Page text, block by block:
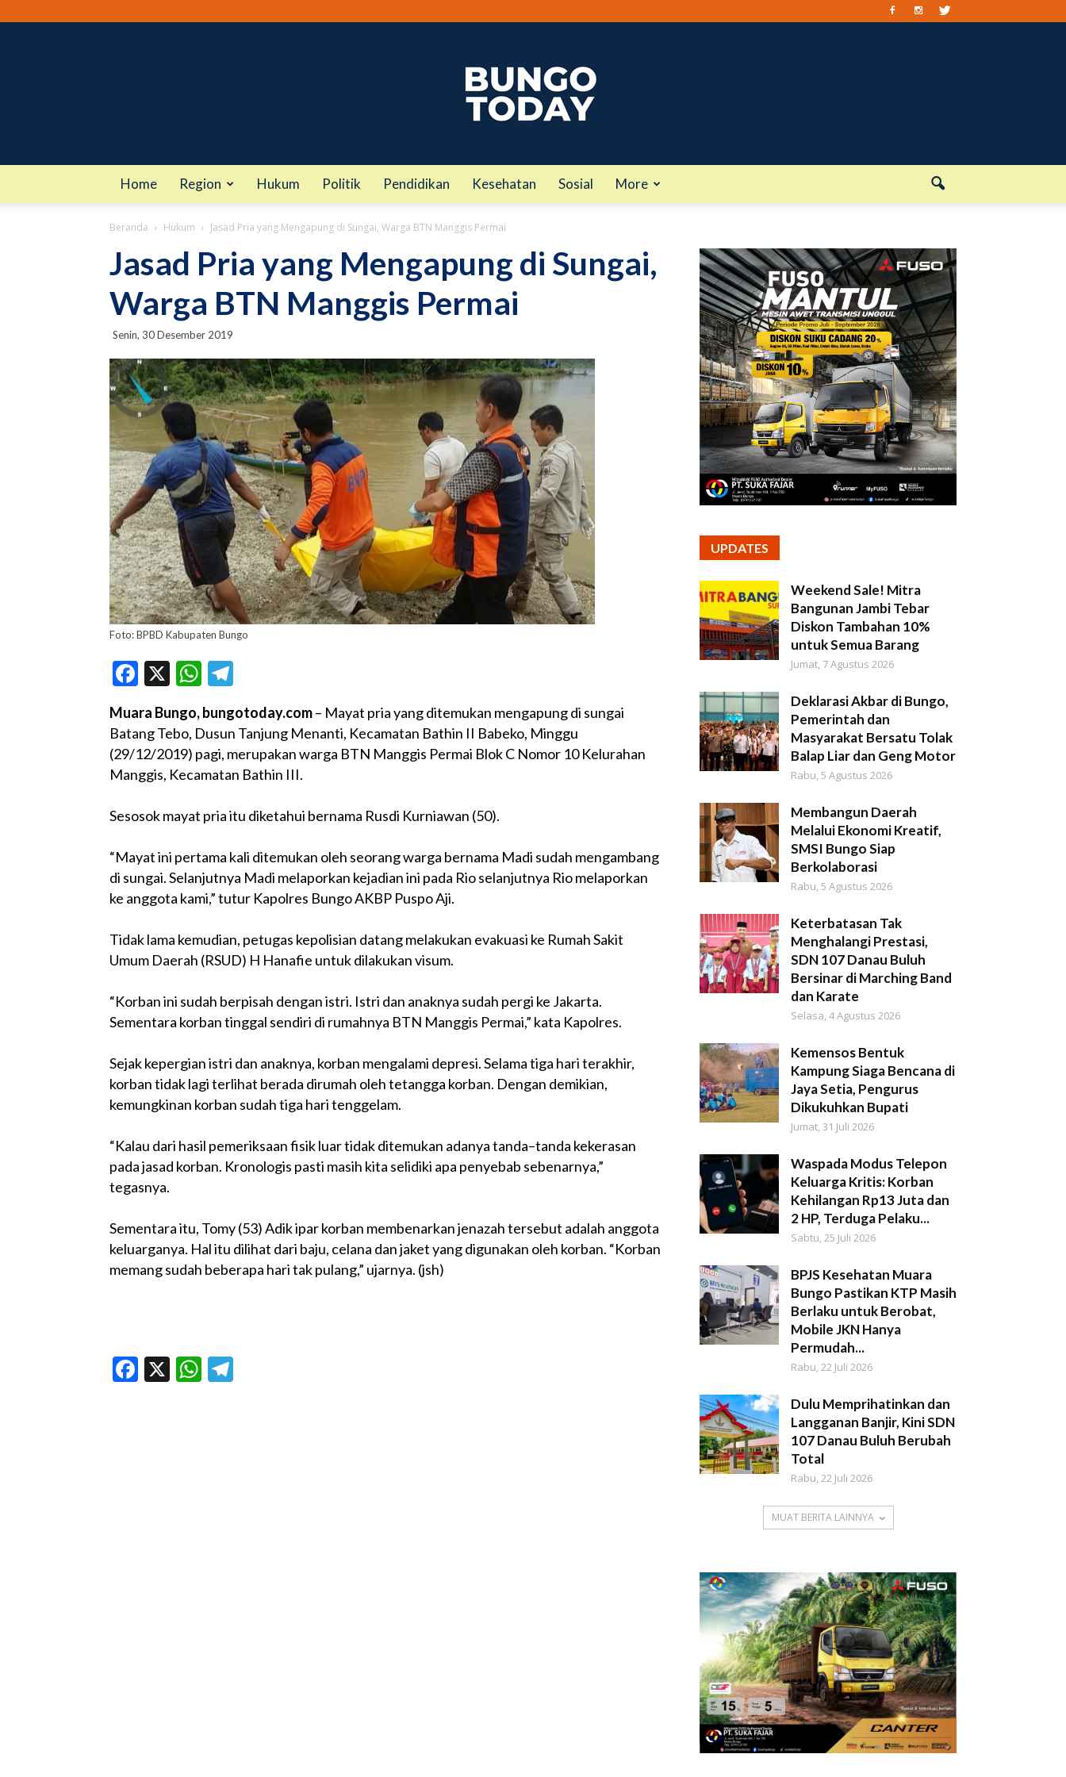
Home Region Hukum Politik Pendidikan Kesehatan Sosial More
Beranda Hukum Jasad Pria yang Mengapung di Sungai, Warga BTN Manggis Permai
Jasad Pria yang Mengapung di Sungai,
Warga BTN Manggis Permai
Senin, 30 Desember 2019
Foto: BPBD Kabupaten Bungo
Facebook
X WhatsApp
Muara Bungo, bungotoday.com– Mayat pria yang ditemukan mengapung di sungai
Batang Tebo, Dusun Tanjung Menanti, Kecamatan Bathin II Babeko, Minggu
(29/12/2019) pagi, merupakan warga BTN Manggis Permai Blok C Nomor 10 Kelurahan
Manggis, Kecamatan Bathin III.
Sesosok mayat pria itu diketahui bernama Rusdi Kurniawan (50).
“Mayat ini pertama kali ditemukan oleh seorang warga bernama Madi sudah mengambang
di sungai. Selanjutnya Madi melaporkan kejadian ini pada Rio selanjutnya Rio melaporkan
ke anggota kami,” tutur Kapolres Bungo AKBP Puspo Aji.
Tidak lama kemudian, petugas kepolisian datang melakukan evakuasi ke Rumah Sakit
Umum Daerah (RSUD) H Hanafie untuk dilakukan visum.
“Korban ini sudah berpisah dengan istri. Istri dan anaknya sudah pergi ke Jakarta.
Sementara korban tinggal sendiri di rumahnya BTN Manggis Permai,” kata Kapolres.
Sejak kepergian istri dan anaknya, korban mengalami depresi. Selama tiga hari terakhir,
korban tidak lagi terlihat berada dirumah oleh tetangga korban. Dengan demikian,
kemungkinan korban sudah tiga hari tenggelam.
“Kalau dari hasil pemeriksaan fisik luar tidak ditemukan adanya tanda–tanda kekerasan
pada jasad korban. Kronologis pasti masih kita selidiki apa penyebab sebenarnya,”
tegasnya.
Sementara itu, Tomy (53) Adik ipar korban membenarkan jenazah tersebut adalah anggota
keluarganya. Hal itu dilihat dari baju, celana dan jaket yang digunakan oleh korban. “Korban
memang sudah beberapa hari tak pulang,” ujarnya. (jsh)
Facebook
X WhatsApp
UPDATES
Weekend Sale! Mitra
Bangunan Jambi Tebar
Diskon Tambahan 10%
untuk Semua Barang
Jumat, 7 Agustus 2026
Deklarasi Akbar di Bungo,
Pemerintah dan
Masyarakat Bersatu Tolak
Balap Liar dan Geng Motor
Rabu, 5 Agustus 2026
Membangun Daerah
Melalui Ekonomi Kreatif,
SMSI Bungo Siap
Berkolaborasi
Rabu, 5 Agustus 2026
Keterbatasan Tak
Menghalangi Prestasi,
SDN 107 Danau Buluh
Bersinar di Marching Band
dan Karate
Selasa, 4 Agustus 2026
Kemensos Bentuk
Kampung Siaga Bencana di
Jaya Setia, Pengurus
Dikukuhkan Bupati
Jumat, 31 Juli 2026
Waspada Modus Telepon
Keluarga Kritis: Korban
Kehilangan Rp13 Juta dan
2 HP, Terduga Pelaku...
Sabtu, 25 Juli 2026
BPJS Kesehatan Muara
Bungo Pastikan KTP Masih
Berlaku untuk Berobat,
Mobile JKN Hanya
Permudah...
Rabu, 22 Juli 2026
Dulu Memprihatinkan dan
Langganan Banjir, Kini SDN
107 Danau Buluh Berubah
Total
Rabu, 22 Juli 2026
MUAT BERITA LAINNYA